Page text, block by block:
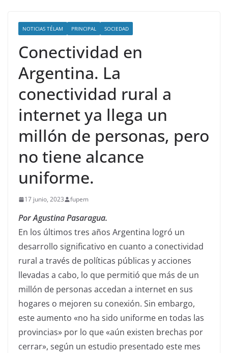
NOTICIAS TÉLAM PRINCIPAL SOCIEDAD
Conectividad en
Argentina. La
conectividad rural a
internet ya llega un
millón de personas, pero
no tiene alcance
uniforme.
17 junio, 2023 fupem
Por Agustina Pasaragua.
En los últimos tres años Argentina logró un
desarrollo significativo en cuanto a conectividad
rural a través de políticas públicas y acciones
llevadas a cabo, lo que permitió que más de un
millón de personas accedan a internet en sus
hogares o mejoren su conexión. Sin embargo,
este aumento «no ha sido uniforme en todas las
provincias» por lo que «aún existen brechas por
cerrar», según un estudio presentado este mes